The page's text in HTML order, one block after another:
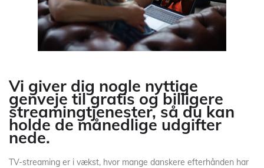
Vi giver dig nogle nyttige
genveje til gratis og billigere
streamingtjenester, så du kan
holde de månedlige udgifter
nede.
TV-streaming er i vækst, hvor mange danskere efterhånden har